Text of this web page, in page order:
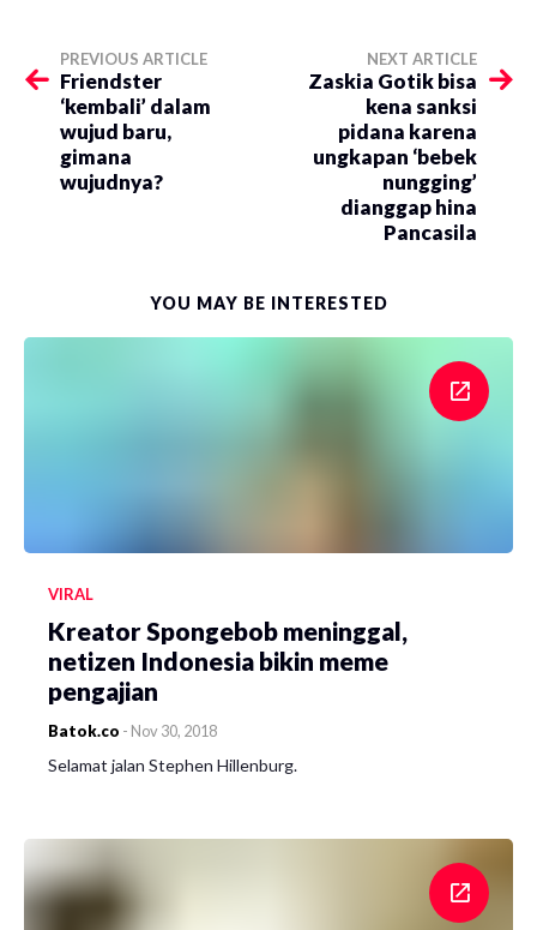
PREVIOUS ARTICLE
Friendster
‘kembali’ dalam
wujud baru,
gimana
wujudnya?
NEXT ARTICLE
Zaskia Gotik bisa
kena sanksi
pidana karena
ungkapan ‘bebek
nungging’
dianggap hina
Pancasila
YOU MAY BE INTERESTED
VIRAL
Kreator Spongebob meninggal,
netizen Indonesia bikin meme
pengajian
Batok.co - Nov 30, 2018
Selamat jalan Stephen Hillenburg.